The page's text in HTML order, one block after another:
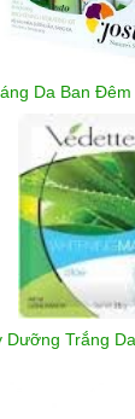
Da Ban
Dưỡng Trắng